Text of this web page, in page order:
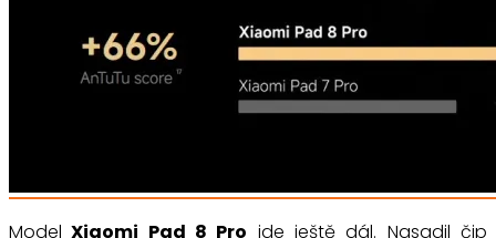
Model Xiaomi Pad 8 Pro jde ještě dál. Nasadil čip